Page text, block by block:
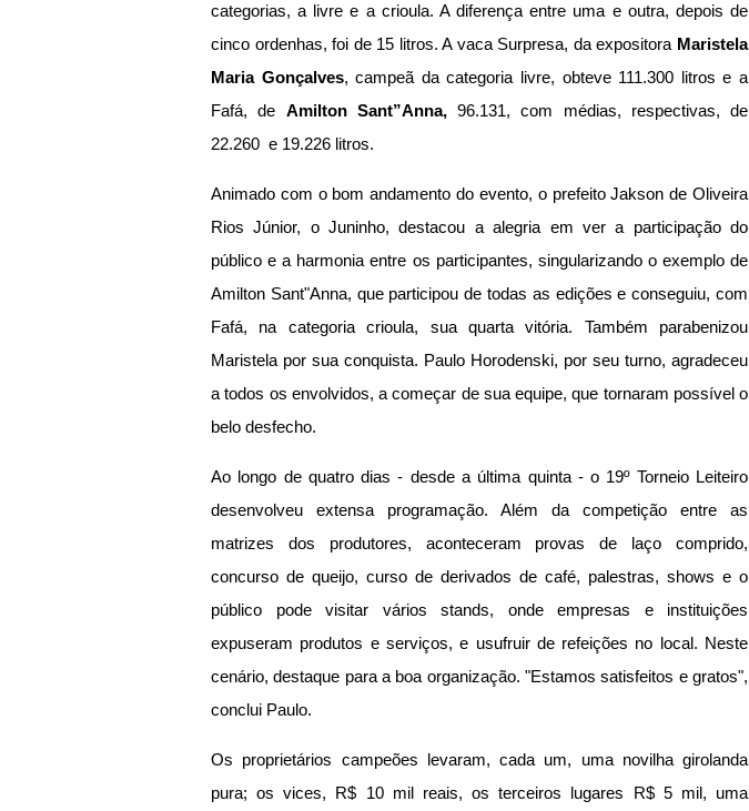
categorias, a livre e a crioula. A diferença entre uma e outra, depois de
cinco ordenhas, foi de 15 litros. A vaca Surpresa, da expositora Maristela
Maria Gonçalves, campeã da categoria livre, obteve 111.300 litros e a
Fafá, de Amilton Sant”Anna, 96.131, com médias, respectivas, de
22.260  e 19.226 litros.
Animado com o bom andamento do evento, o prefeito Jakson de Oliveira
Rios Júnior, o Juninho, destacou a alegria em ver a participação do
público e a harmonia entre os participantes, singularizando o exemplo de
Amilton Sant"Anna, que participou de todas as edições e conseguiu, com
Fafá, na categoria crioula, sua quarta vitória. Também parabenizou
Maristela por sua conquista. Paulo Horodenski, por seu turno, agradeceu
a todos os envolvidos, a começar de sua equipe, que tornaram possível o
belo desfecho.
Ao longo de quatro dias - desde a última quinta - o 19º Torneio Leiteiro
desenvolveu extensa programação. Além da competição entre as
matrizes dos produtores, aconteceram provas de laço comprido,
concurso de queijo, curso de derivados de café, palestras, shows e o
público pode visitar vários stands, onde empresas e instituições
expuseram produtos e serviços, e usufruir de refeições no local. Neste
cenário, destaque para a boa organização. "Estamos satisfeitos e gratos",
conclui Paulo.
Os proprietários campeões levaram, cada um, uma novilha girolanda
pura; os vices, R$ 10 mil reais, os terceiros lugares R$ 5 mil, uma